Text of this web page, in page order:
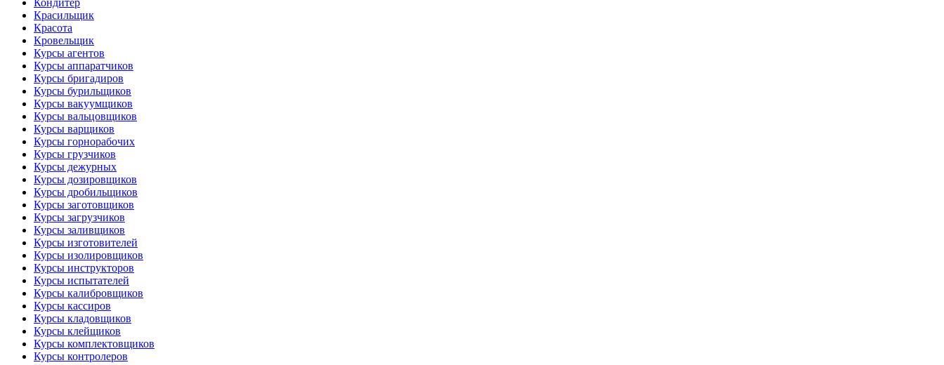
Кондитер
Красильщик
Красота
Кровельщик
Курсы агентов
Курсы аппаратчиков
Курсы бригадиров
Курсы бурильщиков
Курсы вакуумщиков
Курсы вальцовщиков
Курсы варщиков
Курсы горнорабочих
Курсы грузчиков
Курсы дежурных
Курсы дозировщиков
Курсы дробильщиков
Курсы заготовщиков
Курсы загрузчиков
Курсы заливщиков
Курсы изготовителей
Курсы изолировщиков
Курсы инструкторов
Курсы испытателей
Курсы калибровщиков
Курсы кассиров
Курсы кладовщиков
Курсы клейщиков
Курсы комплектовщиков
Курсы контролеров